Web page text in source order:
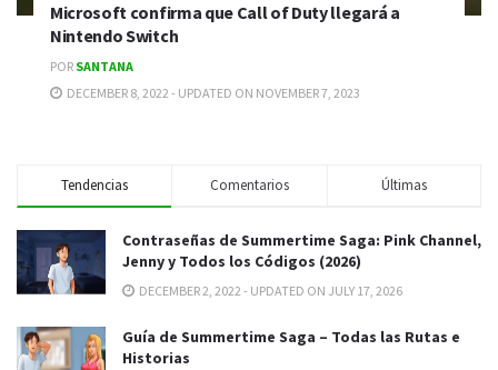
Microsoft confirma que Call of Duty llegará a
Nintendo Switch
POR SANTANA
DECEMBER 8, 2022 - UPDATED ON NOVEMBER 7, 2023
Tendencias Comentarios Últimas
Contraseñas de Summertime Saga: Pink Channel,
Jenny y Todos los Códigos (2026)
DECEMBER 2, 2022 - UPDATED ON JULY 17, 2026
Guía de Summertime Saga – Todas las Rutas e
Historias